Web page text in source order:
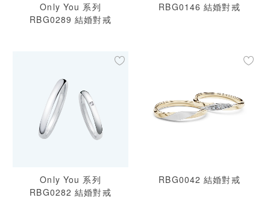
Only You 系列
RBG0289 結婚對戒
RBG0146 結婚對戒
Only You 系列
RBG0282 結婚對戒
RBG0042 結婚對戒